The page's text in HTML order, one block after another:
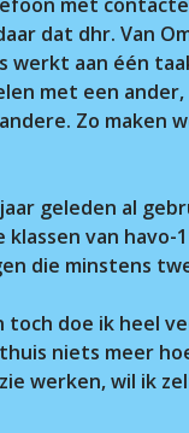
dat dhr. Van
aan één
met een
Zo
geleden al
van
die minstens
doe ik heel
niets meer
werken, wil ik